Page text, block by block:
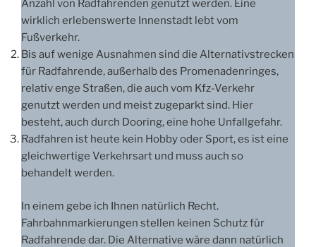
Anzahl von Radfahrenden genutzt werden. Eine
wirklich erlebenswerte Innenstadt lebt vom
Fußverkehr.
Bis auf wenige Ausnahmen sind die Alternativstrecken
für Radfahrende, außerhalb des Promenadenringes,
relativ enge Straßen, die auch vom Kfz-Verkehr
genutzt werden und meist zugeparkt sind. Hier
besteht, auch durch Dooring, eine hohe Unfallgefahr.
Radfahren ist heute kein Hobby oder Sport, es ist eine
gleichwertige Verkehrsart und muss auch so
behandelt werden.
In einem gebe ich Ihnen natürlich Recht.
Fahrbahnmarkierungen stellen keinen Schutz für
Radfahrende dar. Die Alternative wäre dann natürlich